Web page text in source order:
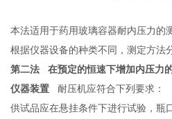
本法适用于药用玻璃容器耐内压力的
根据仪器设备的种类不同，测定方法
第二法 在预定的恒速下增加内压力
仪器装置 耐压机应符合下列要求：
供试品应在悬挂条件下进行试验，瓶